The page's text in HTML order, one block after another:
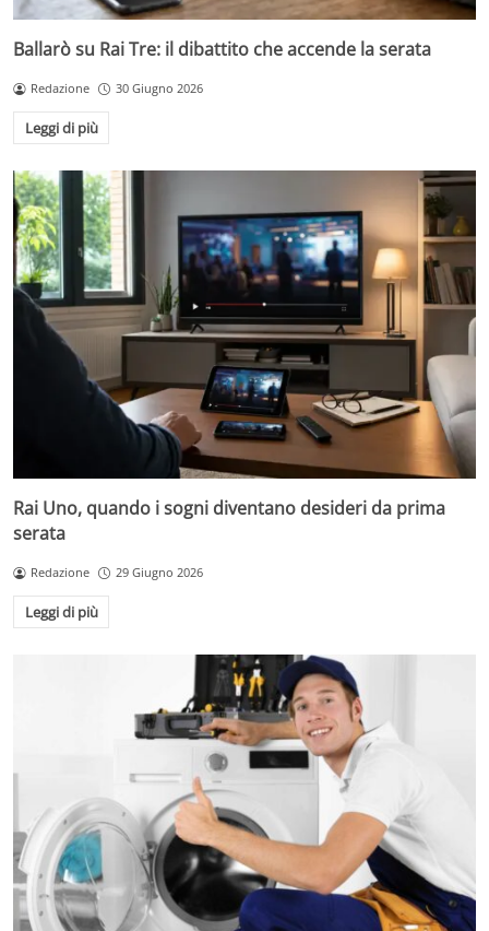
Ballarò su Rai Tre: il dibattito che accende la serata
Redazione 30 Giugno 2026
Leggi di più
Rai Uno, quando i sogni diventano desideri da prima
serata
Redazione 29 Giugno 2026
Leggi di più